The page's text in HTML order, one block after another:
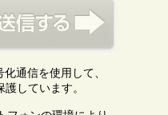
通信を使用して、
しています。